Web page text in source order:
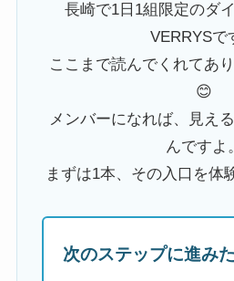
長崎で1日1組限定のダ
VERRYSで
ここまで読んでくれてあ
😊
メンバーになれば、見え
んですよ。
まずは1本、その入口を体
次のステップに進み